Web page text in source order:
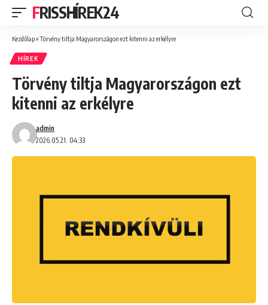
FRISSHÍREK24
Kezdőlap»Törvény tiltja Magyarországon ezt kitenni az erkélyre
HÍREK
Törvény tiltja Magyarországon ezt
kitenni az erkélyre
2026.05.21. 04:33
admin